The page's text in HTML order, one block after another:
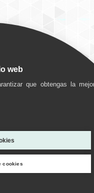
la mejor experiencia en
cookies utilizamos o
web
que obtengas la
cookies